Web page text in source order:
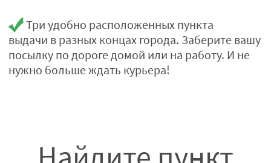
Три удобно расположенных пункта
выдачи в разных концах города. Заберите вашу
посылку по дороге домой или на работу. И не
нужно больше ждать курьера!